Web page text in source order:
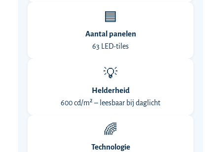
🟦
Aantal panelen
63 LED-tiles
💡
Helderheid
600 cd/m² – leesbaar bij daglicht
🌈
Technologie